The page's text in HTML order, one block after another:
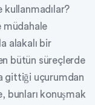
kullanmadılar?
müdahale
alakalı bir
bütün süreçlerde
gittiği uçurumdan
bunları konuşmak